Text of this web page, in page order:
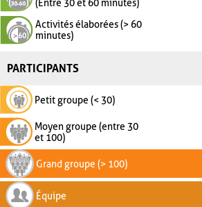
(Entre 30 et 60 minutes)
Activités élaborées (> 60
minutes)
PARTICIPANTS
Petit groupe (< 30)
Moyen groupe (entre 30
et 100)
Grand groupe (> 100)
Équipe